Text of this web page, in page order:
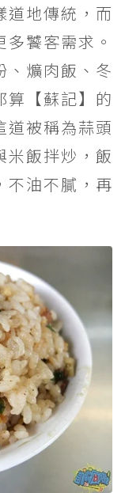
道地傳統，而
饕客需求。
、爌肉飯、冬
算【蘇記】的
道被稱為蒜頭
米飯拌炒，飯
不油不膩，再